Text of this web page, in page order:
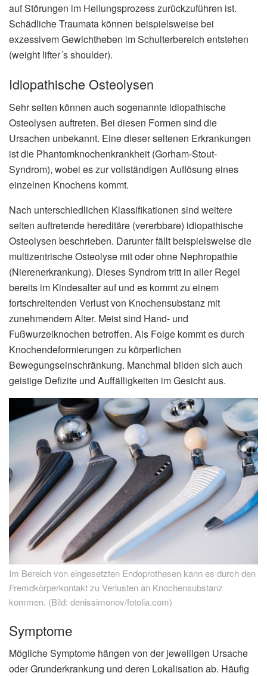
auf Störungen im Heilungsprozess zurückzuführen ist.
Schädliche Traumata können beispielsweise bei
exzessivem Gewichtheben im Schulterbereich entstehen
(weight lifter´s shoulder).
Idiopathische Osteolysen
Sehr selten können auch sogenannte idiopathische
Osteolysen auftreten. Bei diesen Formen sind die
Ursachen unbekannt. Eine dieser seltenen Erkrankungen
ist die Phantomknochenkrankheit (Gorham-Stout-
Syndrom), wobei es zur vollständigen Auflösung eines
einzelnen Knochens kommt.
Nach unterschiedlichen Klassifikationen sind weitere
selten auftretende hereditäre (vererbbare) idiopathische
Osteolysen beschrieben. Darunter fällt beispielsweise die
multizentrische Osteolyse mit oder ohne Nephropathie
(Nierenerkrankung). Dieses Syndrom tritt in aller Regel
bereits im Kindesalter auf und es kommt zu einem
fortschreitenden Verlust von Knochensubstanz mit
zunehmendem Alter. Meist sind Hand- und
Fußwurzelknochen betroffen. Als Folge kommt es durch
Knochendeformierungen zu körperlichen
Bewegungseinschränkung. Manchmal bilden sich auch
geistige Defizite und Auffälligkeiten im Gesicht aus.
Im Bereich von eingesetzten Endoprothesen kann es durch den
Fremdkörperkontakt zu Verlusten an Knochensubstanz
kommen. (Bild: denissimonov/fotolia.com)
Symptome
Mögliche Symptome hängen von der jeweiligen Ursache
oder Grunderkrankung und deren Lokalisation ab. Häufig